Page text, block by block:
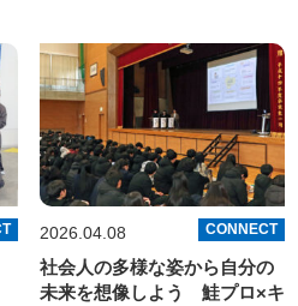
2026.04.08 CONNECT
社会人の多様な姿から自分の
未来を想像しよう 鮭プロ×キ